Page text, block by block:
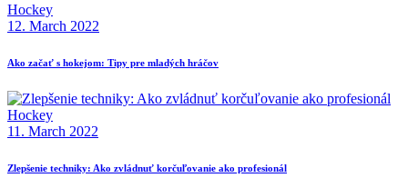
Hockey
12. March 2022
Ako začať s hokejom: Tipy pre mladých hráčov
Hockey
11. March 2022
Zlepšenie techniky: Ako zvládnuť korčuľovanie ako profesionál